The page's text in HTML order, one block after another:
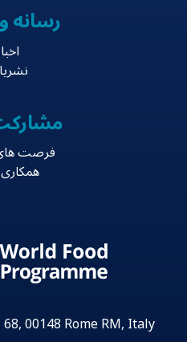
رسانه
فرصت
00148 Rome RM, Italy